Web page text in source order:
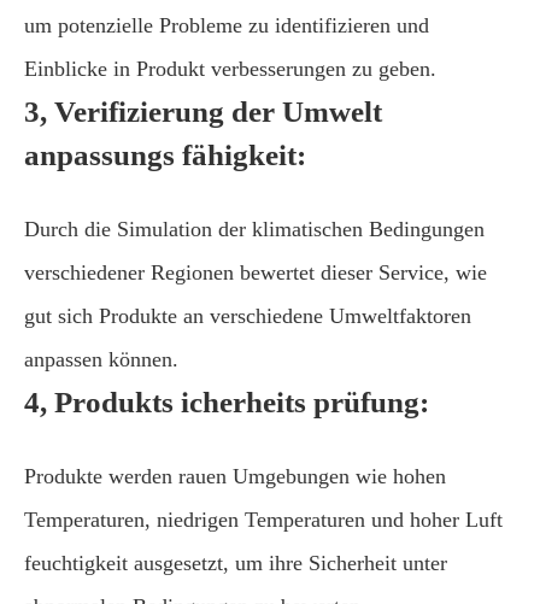
um potenzielle Probleme zu identifizieren und
Einblicke in Produkt verbesserungen zu geben.
3, Verifizierung der Umwelt
anpassungs fähigkeit:
Durch die Simulation der klimatischen Bedingungen
verschiedener Regionen bewertet dieser Service, wie
gut sich Produkte an verschiedene Umweltfaktoren
anpassen können.
4, Produkts icherheits prüfung:
Produkte werden rauen Umgebungen wie hohen
Temperaturen, niedrigen Temperaturen und hoher Luft
feuchtigkeit ausgesetzt, um ihre Sicherheit unter